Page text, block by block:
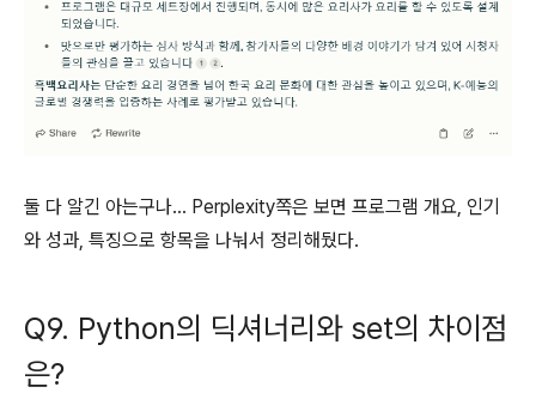
둘 다 알긴 아는구나... Perplexity쪽은 보면 프로그램 개요, 인기
와 성과, 특징으로 항목을 나눠서 정리해뒀다.
Q9. Python의 딕셔너리와 set의 차이점
은?